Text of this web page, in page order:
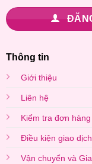
Thông tin
Giới thiệu
Liên hệ
Kiểm tra đơn hàng
Điều kiện giao
Vận chuyển và